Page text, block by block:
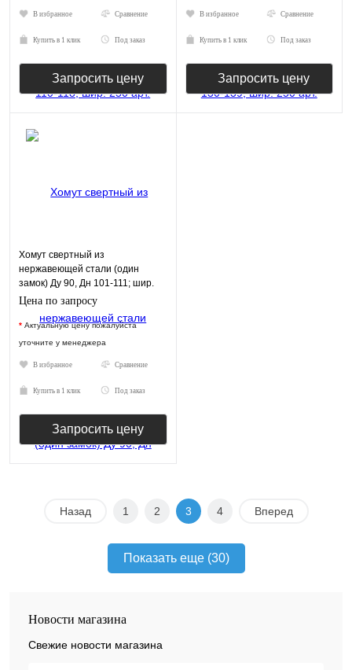
В избранное Сравнение
Купить в 1 клик Под заказ
Запросить цену
В избранное Сравнение
Купить в 1 клик Под заказ
Запросить цену
Хомут свертный из
нержавеющей стали (один
замок) Ду 90, Дн 101-111; шир.
250 арт. 18301
Цена по запросу
* Актуальную цену пожалуйста
уточните у менеджера
В избранное Сравнение
Купить в 1 клик Под заказ
Запросить цену
Назад 1 2 3 4 Вперед
Показать еще (30)
Новости магазина
Свежие новости магазина